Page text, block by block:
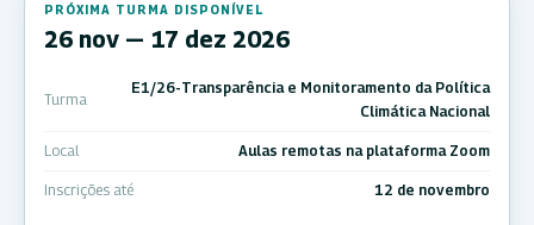
PRÓXIMA TURMA DISPONÍVEL
26 nov — 17 dez 2026
Turma
E1/26-Transparência e Monitoramento da Política
Climática Nacional
Local Aulas remotas na plataforma Zoom
Inscrições até 12 de novembro